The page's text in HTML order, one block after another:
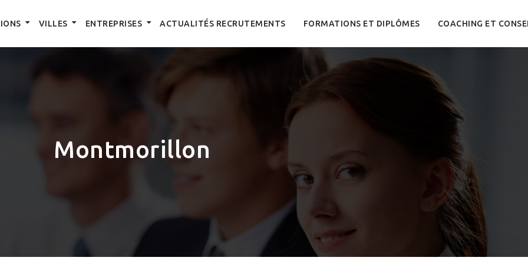
VILLES ENTREPRISES ACTUALITÉS RECRUTEMENTS FORMATIONS ET DIPLÔMES COACHING ET
Montmorillon